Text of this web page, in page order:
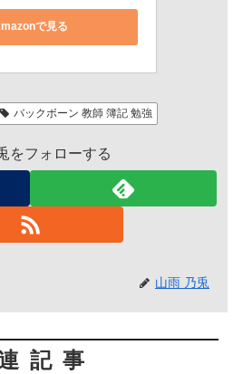
で見る
バックボーン 教師 簿記 勉強
をフォローする
山雨 乃兎
記事